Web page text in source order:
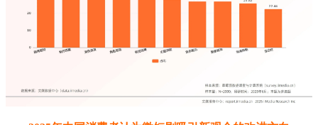
改进方向中，占比最高的三项分别是“增加更多类型的微短
力”，占比41.31%。艾媒咨询分析师认为，中国消费者对微短
剧的改进方向有较高期待，其中内容多样性和话题相关性是最
重要的两个因素，占比均超过50%。同时，社交媒体推广和免
费内容也是消费者关注的焦点。微短剧制作方应重视这些改进